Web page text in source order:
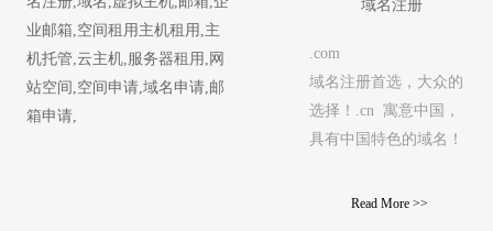
业邮箱,空间租用主机租用,主
机托管,云主机,服务器租用,网
站空间,空间申请,域名申请,邮
箱申请,
域名注册
.com
域名注册首选，大众的
选择！.cn  寓意中国，
具有中国特色的域名！
Read More >>